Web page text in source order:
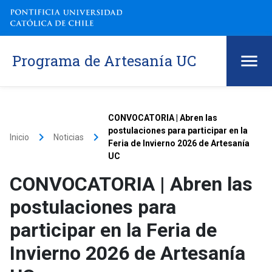
Programa de Artesanía UC
Inicio keyboard_arrow_right Noticias keyboard_arrow_right
CONVOCATORIA | Abren las
postulaciones para participar en la
Feria de Invierno 2026 de Artesanía
UC
CONVOCATORIA | Abren las
postulaciones para
participar en la Feria de
Invierno 2026 de Artesanía